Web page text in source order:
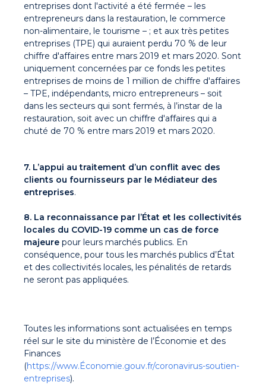
entreprises dont l'activité a été fermée – les
entrepreneurs dans la restauration, le commerce
non-alimentaire, le tourisme – ; et aux très petites
entreprises (TPE) qui auraient perdu 70 % de leur
chiffre d'affaires entre mars 2019 et mars 2020. Sont
uniquement concernées par ce fonds les petites
entreprises de moins de 1 million de chiffre d'affaires
– TPE, indépendants, micro entrepreneurs – soit
dans les secteurs qui sont fermés, à l’instar de la
restauration, soit avec un chiffre d'affaires qui a
chuté de 70 % entre mars 2019 et mars 2020.
7. L’appui au traitement d’un conflit avec des
clients ou fournisseurs par le Médiateur des
entreprises.
8. La reconnaissance par l’État et les collectivités
locales du COVID-19 comme un cas de force
majeure pour leurs marchés publics. En
conséquence, pour tous les marchés publics d’État
et des collectivités locales, les pénalités de retards
ne seront pas appliquées.
Toutes les informations sont actualisées en temps
réel sur le site du ministère de l’Économie et des
Finances
(https://www.Économie.gouv.fr/coronavirus-soutien-
entreprises).